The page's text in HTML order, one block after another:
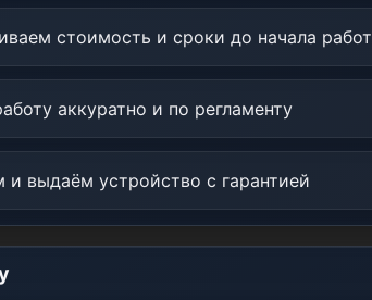
стоимость и сроки до начала работ
аккуратно и по регламенту
выдаём устройство с гарантией